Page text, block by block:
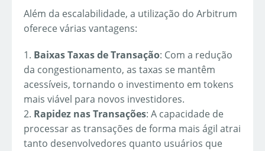
Além da escalabilidade, a utilização do Arbitrum
oferece várias vantagens:
1. Baixas Taxas de Transação: Com a redução
da congestionamento, as taxas se mantêm
acessíveis, tornando o investimento em tokens
mais viável para novos investidores.
2. Rapidez nas Transações: A capacidade de
processar as transações de forma mais ágil atrai
tanto desenvolvedores quanto usuários que